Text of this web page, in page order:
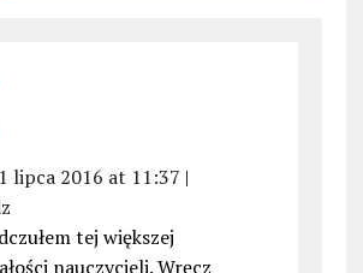
lipca 2016 at 11:37 |
tej większej
nauczycieli. Wręcz